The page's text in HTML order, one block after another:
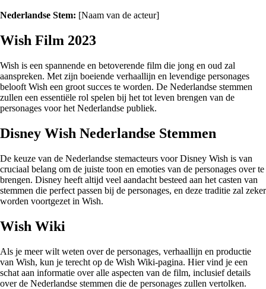
Nederlandse Stem: [Naam van de acteur]
Wish Film 2023
Wish is een spannende en betoverende film die jong en oud zal
aanspreken. Met zijn boeiende verhaallijn en levendige personages
belooft Wish een groot succes te worden. De Nederlandse stemmen
zullen een essentiële rol spelen bij het tot leven brengen van de
personages voor het Nederlandse publiek.
Disney Wish Nederlandse Stemmen
De keuze van de Nederlandse stemacteurs voor Disney Wish is van
cruciaal belang om de juiste toon en emoties van de personages over te
brengen. Disney heeft altijd veel aandacht besteed aan het casten van
stemmen die perfect passen bij de personages, en deze traditie zal zeker
worden voortgezet in Wish.
Wish Wiki
Als je meer wilt weten over de personages, verhaallijn en productie
van Wish, kun je terecht op de Wish Wiki-pagina. Hier vind je een
schat aan informatie over alle aspecten van de film, inclusief details
over de Nederlandse stemmen die de personages zullen vertolken.